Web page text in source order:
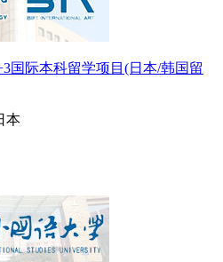
国际本科留学项目(日本/韩国留
本